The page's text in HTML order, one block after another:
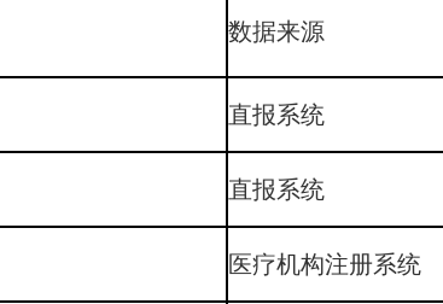
数据来源
直报系统
直报系统
医疗机构注册系统